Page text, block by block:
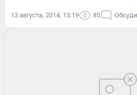
13 августа, 2014, 13:19 85